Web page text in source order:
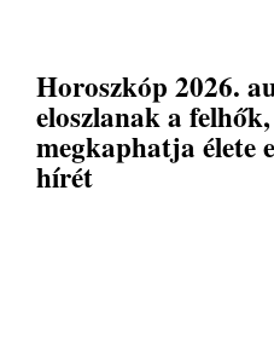
Horoszkóp 2026.
eloszlanak a
megkaphatja élete
hírét